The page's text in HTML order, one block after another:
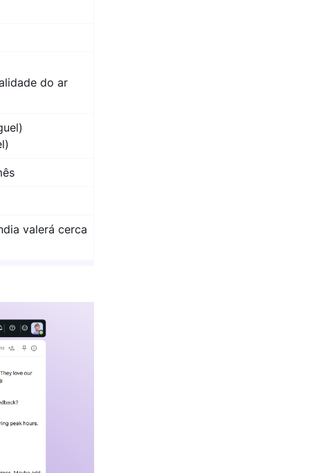
do ar
valerá cerca